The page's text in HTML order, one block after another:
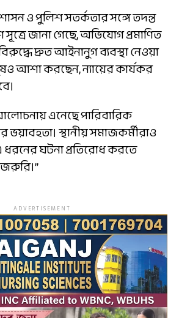
ও পুলিশ সতর্কতার সঙ্গে তদন্ত
জানা গেছে, অভিযোগ প্রমাণিত
দ্রুত আইনানুগ ব্যবস্থা নেওয়া
আশা করছেন, ন্যায়ের কার্যকর
এনেছে পারিবারিক
ভয়াবহতা। স্থানীয় সমাজকর্মীরাও
ধরনের ঘটনা প্রতিরোধ করতে
ADVERTISEMENT